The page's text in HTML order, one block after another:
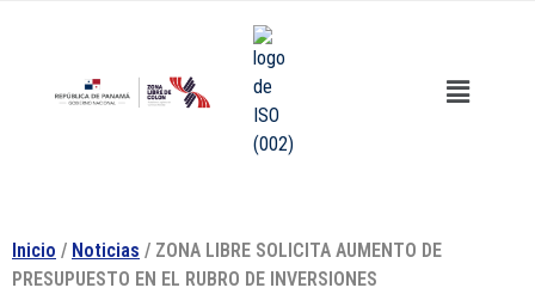
Inicio / Noticias / ZONA LIBRE SOLICITA AUMENTO DE
PRESUPUESTO EN EL RUBRO DE INVERSIONES